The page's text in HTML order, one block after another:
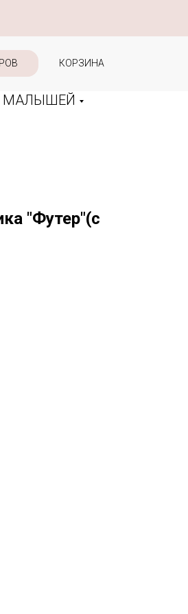
КОРЗИНА
МАЛЫШЕЙ
"Футер"(с